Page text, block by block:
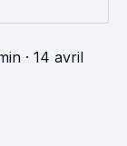
· 14 avril